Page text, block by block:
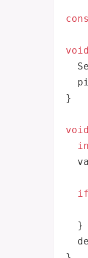
void
}
void
if
}